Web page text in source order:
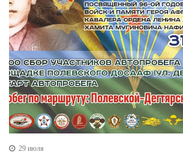
29 июля